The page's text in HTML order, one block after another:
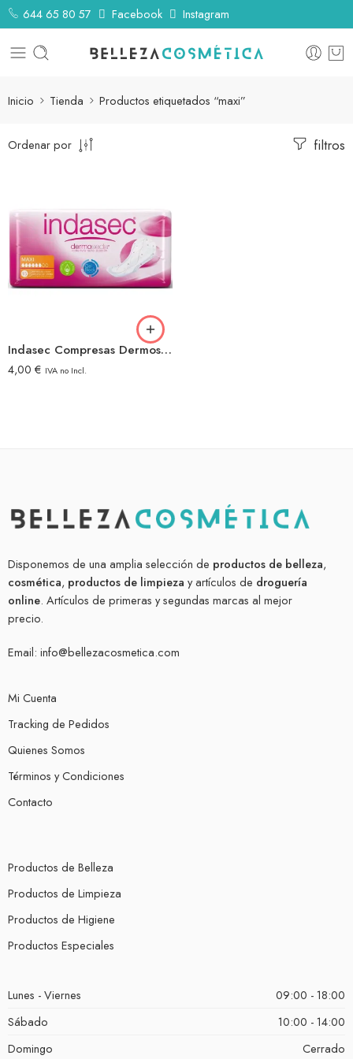
644 65 80 57 Facebook Instagram
Inicio Tienda Productos etiquetados “maxi”
filtros
Ordenar por
Indasec Compresas Dermoseda Maxi 15unid
4,00 € IVA no Incl.
Disponemos de una amplia selección de productos de belleza,
cosmética, productos de limpieza y artículos de droguería
online. Artículos de primeras y segundas marcas al mejor
precio.
Email: info@bellezacosmetica.com
Mi Cuenta
Tracking de Pedidos
Quienes Somos
Términos y Condiciones
Contacto
Productos de Belleza
Productos de Limpieza
Productos de Higiene
Productos Especiales
Lunes - Viernes
09:00 - 18:00
Sábado
10:00 - 14:00
Domingo
Cerrado